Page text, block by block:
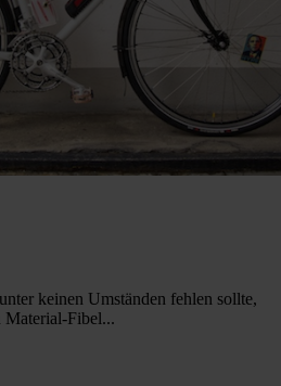
keinen Umständen fehlen sollte,
Material-Fibel...